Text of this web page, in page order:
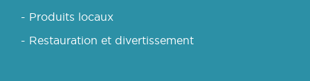
- Produits locaux
- Restauration et divertissement